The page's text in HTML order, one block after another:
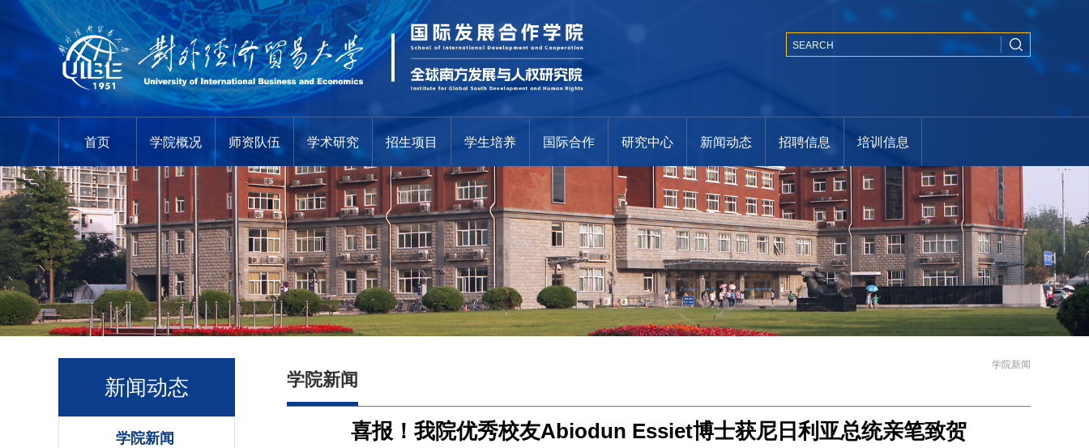
首页 学院概况 师资队伍 学术研究 招生项目 学生培养 国际合作 研究中心 新闻动态 招聘信息 培训信息
新闻动态
学院新闻
学院新闻
学院新闻
喜报！我院优秀校友Abiodun Essiet博士获尼日利亚总统亲笔致贺